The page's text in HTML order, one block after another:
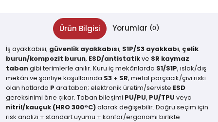
Ürün Bilgisi Yorumlar (0)
İş ayakkabısı; güvenlik ayakkabısı, S1P/S3 ayakkabı, çelik
burun/kompozit burun, ESD/antistatik ve SR kaymaz
taban gibi terimlerle anılır. Kuru iç mekânlarda S1/S1P, ıslak/dış
mekân ve şantiye koşullarında S3 + SR, metal parçacık/çivi riski
olan hatlarda P ara taban; elektronik üretim/serviste ESD
gereksinimi öne çıkar. Taban bileşimi PU/PU, PU/TPU veya
nitril/kauçuk (HRO 300°C) olarak değişebilir. Doğru seçim için
risk analizi + standart uyumu + konfor/ergonomi birlikte